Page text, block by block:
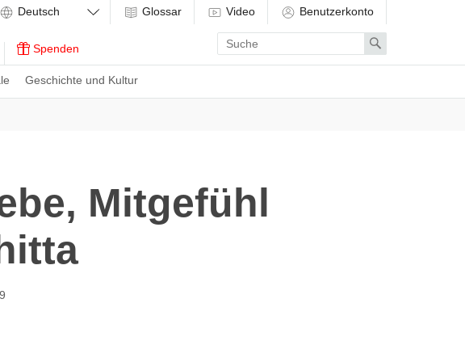
Geschichte und Kultur
Spenden
Glossar Video Benutzerkonto
Enter
search
term
Search
Mitgefühl